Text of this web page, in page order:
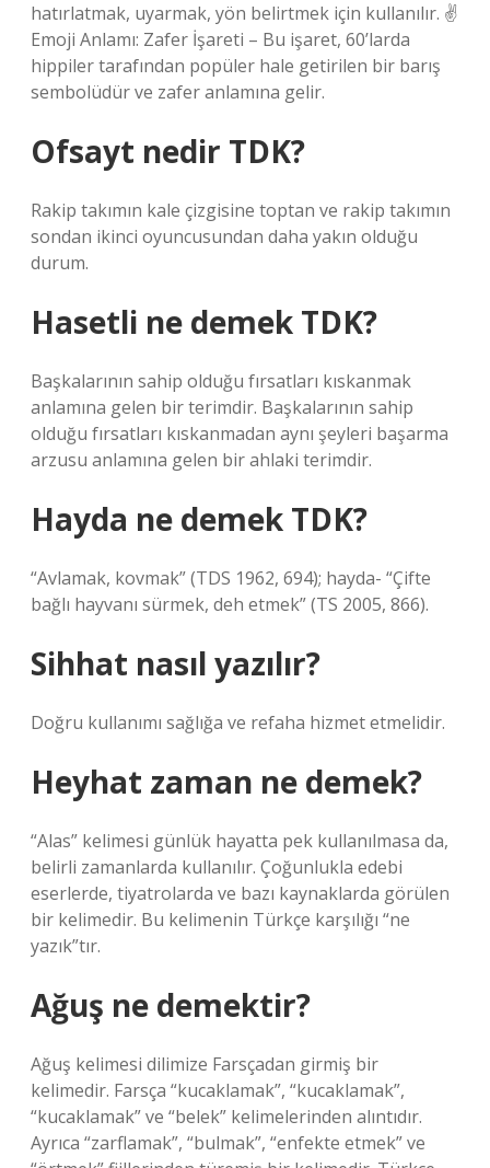
hatırlatmak, uyarmak, yön belirtmek için kullanılır. ✌
Emoji Anlamı: Zafer İşareti – Bu işaret, 60’larda
hippiler tarafından popüler hale getirilen bir barış
sembolüdür ve zafer anlamına gelir.
Ofsayt nedir TDK?
Rakip takımın kale çizgisine toptan ve rakip takımın
sondan ikinci oyuncusundan daha yakın olduğu
durum.
Hasetli ne demek TDK?
Başkalarının sahip olduğu fırsatları kıskanmak
anlamına gelen bir terimdir. Başkalarının sahip
olduğu fırsatları kıskanmadan aynı şeyleri başarma
arzusu anlamına gelen bir ahlaki terimdir.
Hayda ne demek TDK?
“Avlamak, kovmak” (TDS 1962, 694); hayda- “Çifte
bağlı hayvanı sürmek, deh etmek” (TS 2005, 866).
Sihhat nasıl yazılır?
Doğru kullanımı sağlığa ve refaha hizmet etmelidir.
Heyhat zaman ne demek?
“Alas” kelimesi günlük hayatta pek kullanılmasa da,
belirli zamanlarda kullanılır. Çoğunlukla edebi
eserlerde, tiyatrolarda ve bazı kaynaklarda görülen
bir kelimedir. Bu kelimenin Türkçe karşılığı “ne
yazık”tır.
Ağuş ne demektir?
Ağuş kelimesi dilimize Farsçadan girmiş bir
kelimedir. Farsça “kucaklamak”, “kucaklamak”,
“kucaklamak” ve “belek” kelimelerinden alıntıdır.
Ayrıca “zarflamak”, “bulmak”, “enfekte etmek” ve